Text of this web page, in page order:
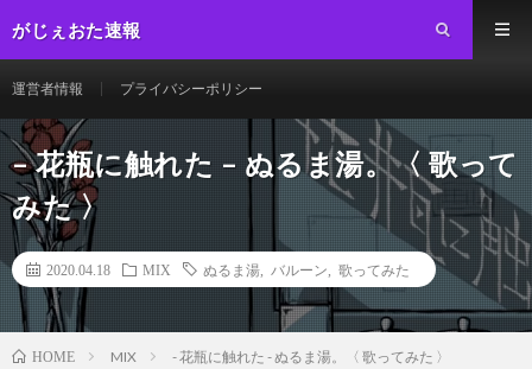
がじぇおた速報
運営者情報 プライバシーポリシー
– 花瓶に触れた – ぬるま湯。〈 歌って
みた 〉
2020.04.18 MIX ぬるま湯 バルーン 歌ってみた
HOME MIX - 花瓶に触れた - ぬるま湯。〈 歌ってみた 〉